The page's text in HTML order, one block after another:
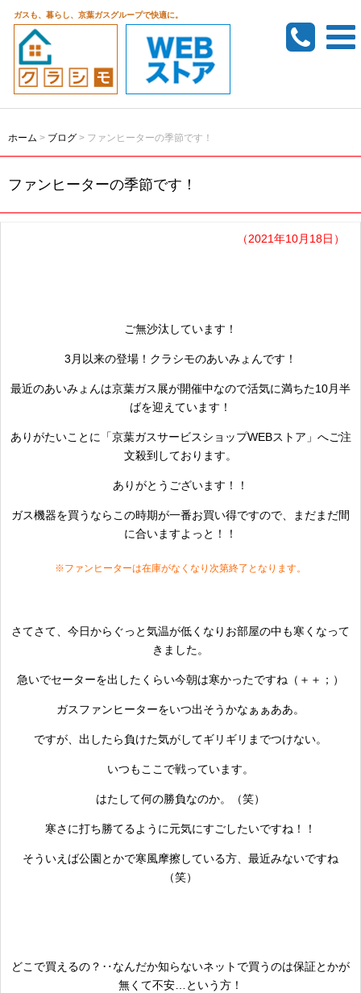
ガスも、暮らし、京葉ガスグループで快適に。
ホーム > ブログ > ファンヒーターの季節です！
ファンヒーターの季節です！
（2021年10月18日）
ご無沙汰しています！
3月以来の登場！クラシモのあいみょんです！
最近のあいみょんは京葉ガス展が開催中なので活気に満ちた10月半
ばを迎えています！
ありがたいことに「京葉ガスサービスショップWEBストア」へご注
文殺到しております。
ありがとうございます！！
ガス機器を買うならこの時期が一番お買い得ですので、まだまだ間
に合いますよっと！！
※ファンヒーターは在庫がなくなり次第終了となります。
さてさて、今日からぐっと気温が低くなりお部屋の中も寒くなって
きました。
急いでセーターを出したくらい今朝は寒かったですね（＋＋；）
ガスファンヒーターをいつ出そうかなぁぁああ。
ですが、出したら負けた気がしてギリギリまでつけない。
いつもここで戦っています。
はたして何の勝負なのか。（笑）
寒さに打ち勝てるように元気にすごしたいですね！！
そういえば公園とかで寒風摩擦している方、最近みないですね
（笑）
どこで買えるの？‥なんだか知らないネットで買うのは保証とかが
無くて不安…という方！